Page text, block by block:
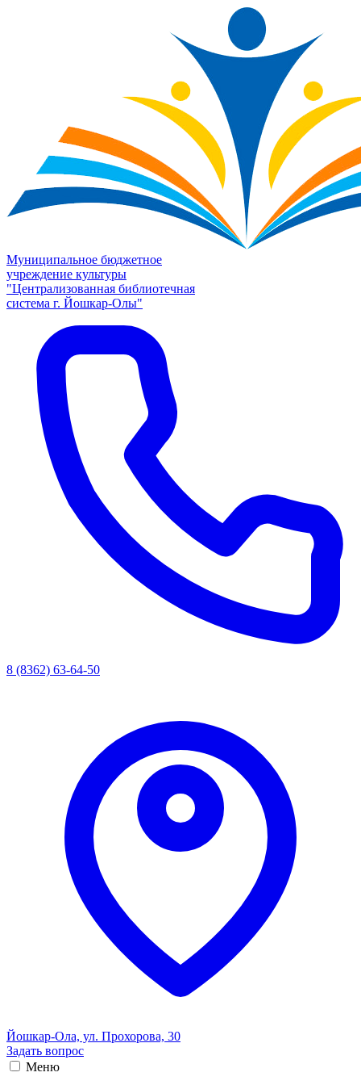
Муниципальное бюджетное
учреждение культуры
"Централизованная библиотечная
система г. Йошкар-Олы"
8 (8362) 63-64-50
Йошкар-Ола, ул. Прохорова, 30
Задать вопрос
Меню